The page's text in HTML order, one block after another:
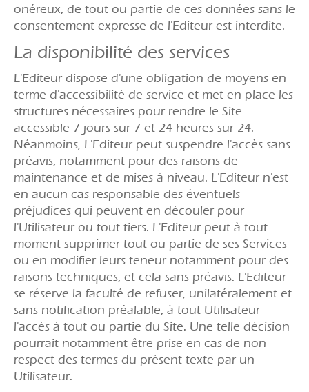
onéreux, de tout ou partie de ces données sans le
consentement expresse de l'Editeur est interdite.
La disponibilité des services
L'Editeur dispose d'une obligation de moyens en
terme d'accessibilité de service et met en place les
structures nécessaires pour rendre le Site
accessible 7 jours sur 7 et 24 heures sur 24.
Néanmoins, L'Editeur peut suspendre l'accès sans
préavis, notamment pour des raisons de
maintenance et de mises à niveau. L'Editeur n'est
en aucun cas responsable des éventuels
préjudices qui peuvent en découler pour
l'Utilisateur ou tout tiers. L'Editeur peut à tout
moment supprimer tout ou partie de ses Services
ou en modifier leurs teneur notamment pour des
raisons techniques, et cela sans préavis. L'Editeur
se réserve la faculté de refuser, unilatéralement et
sans notification préalable, à tout Utilisateur
l'accès à tout ou partie du Site. Une telle décision
pourrait notamment être prise en cas de non-
respect des termes du présent texte par un
Utilisateur.